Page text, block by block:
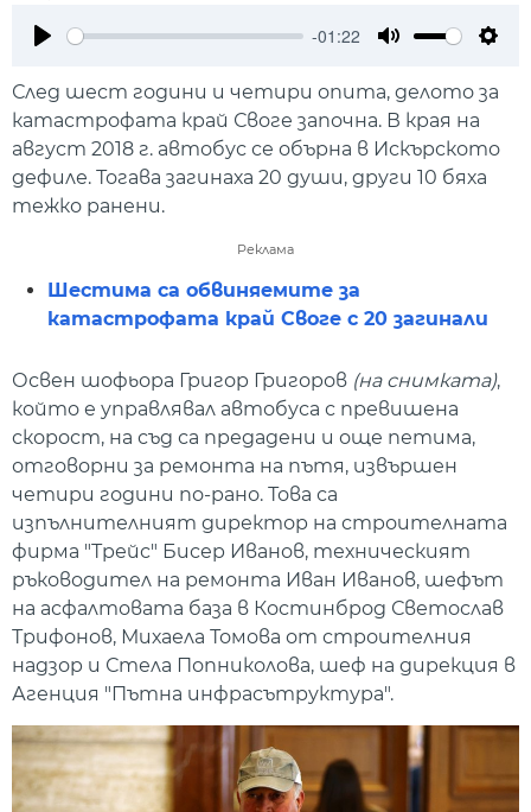
-01:22
След шест години и четири опита, делото за
катастрофата край Своге започна. В края на
август 2018 г. автобус се обърна в Искърското
дефиле. Тогава загинаха 20 души, други 10 бяха
тежко ранени.
Реклама
Шестима са обвиняемите за
катастрофата край Своге с 20 загинали
Освен шофьора Григор Григоров (на снимката),
който е управлявал автобуса с превишена
скорост, на съд са предадени и още петима,
отговорни за ремонта на пътя, извършен
четири години по-рано. Това са
изпълнителният директор на строителната
фирма "Трейс" Бисер Иванов, техническият
ръководител на ремонта Иван Иванов, шефът
на асфалтовата база в Костинброд Светослав
Трифонов, Михаела Томова от строителния
надзор и Стела Попниколова, шеф на дирекция в
Агенция "Пътна инфрасътруктура".